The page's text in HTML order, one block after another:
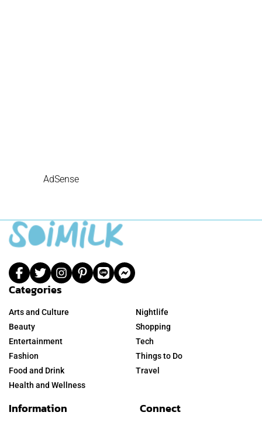
AdSense
Categories
Arts and Culture
Beauty
Entertainment
Fashion
Food and Drink
Health and Wellness
Nightlife
Shopping
Tech
Things to Do
Travel
Information Connect